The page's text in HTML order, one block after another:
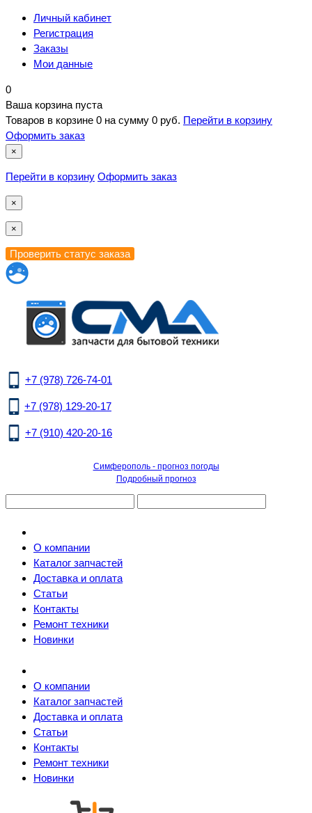
Личный кабинет
Регистрация
Заказы
Мои данные
0
Ваша корзина пуста
Товаров в корзине 0 на сумму 0 руб. Перейти в корзину
Оформить заказ
×
Перейти в корзину Оформить заказ
×
×
+7 (978) 726-74-01
+7 (978) 129-20-17
+7 (910) 420-20-16
Симферополь - прогноз погоды
Подробный прогноз
О компании
Каталог запчастей
Доставка и оплата
Статьи
Контакты
Ремонт техники
Новинки
О компании
Каталог запчастей
Доставка и оплата
Статьи
Контакты
Ремонт техники
Новинки